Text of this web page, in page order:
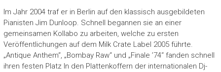
Im Jahr 2004 traf er in Berlin auf den klassisch ausgebildeten
Pianisten Jim Dunloop. Schnell begannen sie an einer
gemeinsamen Kollabo zu arbeiten, welche zu ersten
Veröffentlichungen auf dem Milk Crate Label 2005 führte.
„Antique Anthem“, „Bombay Raw“ und „Finale ’74“ fanden schnell
ihren festen Platz In den Plattenkoffern der internationalen Dj-